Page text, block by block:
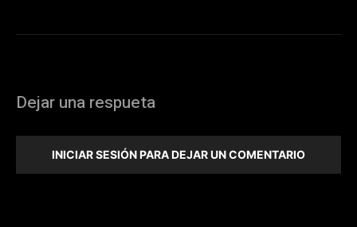
Dejar una respueta
INICIAR SESIÓN PARA DEJAR UN COMENTARIO